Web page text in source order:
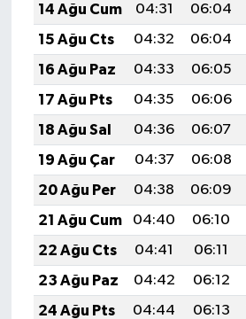
14 Ağu Cum
04:31 06:04
15 Ağu Cts
04:32 06:04
16 Ağu Paz
04:33 06:05
17 Ağu Pts
04:35 06:06
18 Ağu Sal
04:36 06:07
19 Ağu Çar
04:37 06:08
20 Ağu Per
04:38 06:09
21 Ağu Cum
04:40 06:10
22 Ağu Cts
04:41 06:11
23 Ağu Paz
04:42 06:12
24 Ağu Pts
04:44 06:13
YARIŞMALAR
TANITIM
HABERDE İNSAN